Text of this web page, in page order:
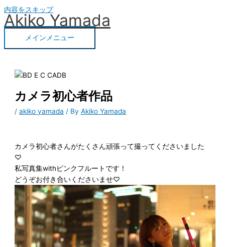
内容をスキップ
Akiko Yamada
メインメニュー
カメラ初心者作品
/akiko yamada / ByAkiko Yamada
カメラ初心者さんがたくさん頑張って撮ってくださいました
♡
私写真集withピンクフルートです！
どうぞお付き合いくださいませ♡